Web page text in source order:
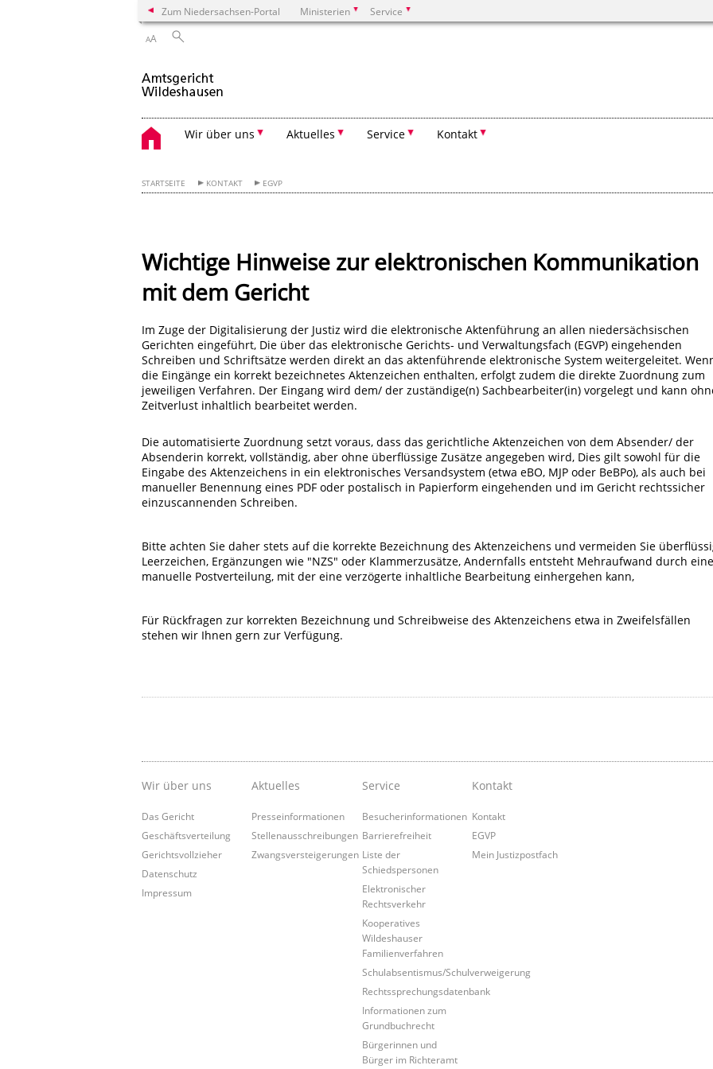
Zum Niedersachsen-Portal Ministerien Service
AA
Wir über uns Aktuelles Service Kontakt
STARTSEITE KONTAKT EGVP
Wichtige Hinweise zur elektronischen Kommunikation
mit dem Gericht
Im Zuge der Digitalisierung der Justiz wird die elektronische Aktenführung an allen niedersächsischen
Gerichten eingeführt, Die über das elektronische Gerichts- und Verwaltungsfach (EGVP) eingehenden
Schreiben und Schriftsätze werden direkt an das aktenführende elektronische System weitergeleitet.
die Eingänge ein korrekt bezeichnetes Aktenzeichen enthalten, erfolgt zudem die direkte Zuordnung zum
jeweiligen Verfahren. Der Eingang wird dem/ der zuständige(n) Sachbearbeiter(in) vorgelegt und kann
Zeitverlust inhaltlich bearbeitet werden.
Die automatisierte Zuordnung setzt voraus, dass das gerichtliche Aktenzeichen von dem Absender/ der
Absenderin korrekt, vollständig, aber ohne überflüssige Zusätze angegeben wird, Dies gilt sowohl für die
Eingabe des Aktenzeichens in ein elektronisches Versandsystem (etwa eBO, MJP oder BeBPo), als auch bei
manueller Benennung eines PDF oder postalisch in Papierform eingehenden und im Gericht rechtssicher
einzuscannenden Schreiben.
Bitte achten Sie daher stets auf die korrekte Bezeichnung des Aktenzeichens und vermeiden Sie
Leerzeichen, Ergänzungen wie "NZS" oder Klammerzusätze, Andernfalls entsteht Mehraufwand durch eine
manuelle Postverteilung, mit der eine verzögerte inhaltliche Bearbeitung einhergehen kann,
Für Rückfragen zur korrekten Bezeichnung und Schreibweise des Aktenzeichens etwa in Zweifelsfällen
stehen wir Ihnen gern zur Verfügung.
Wir über uns
Das Gericht
Geschäftsverteilung
Gerichtsvollzieher
Datenschutz
Impressum
Aktuelles
Presseinformationen
Stellenausschreibungen
Zwangsversteigerungen
Service
Besucherinformationen
Barrierefreiheit
Liste der
Schiedspersonen
Elektronischer
Rechtsverkehr
Kooperatives
Wildeshauser
Familienverfahren
Schulabsentismus/Schulverweigerung
Rechtssprechungsdatenbank
Informationen zum
Grundbuchrecht
Bürgerinnen und
Bürger im Richteramt
Kontakt
Kontakt
EGVP
Mein Justizpostfach